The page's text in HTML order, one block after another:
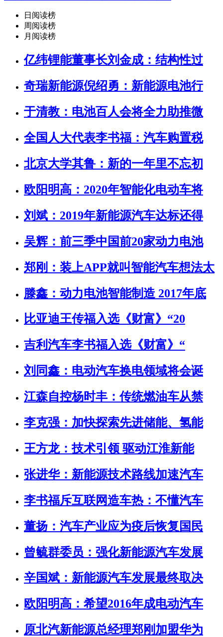
日阅读榜
周阅读榜
月阅读榜
亿纬锂能董事长刘金成：结构性过
奇瑞新能源倪绍勇：新能源电池行
于清教：电池百人会将全力助推微
全国人大代表李书福：汽车购置税
北京大学其鲁：新的一年里不忘初
欧阳明高：2020年智能化电动车将
刘斌：2019年新能源汽车达标还得
吴辉：前三季中国前20家动力电池
郑刚：装上APP就叫智能汽车想法太
滕鑫：动力电池智能制造 2017年底
比亚迪王传福入选《财富》“20
吉利汽车李书福入选《财富》“
刘同鑫：电动汽车换电领域将会诞
江森自控杨时丰：传统燃油车从禁
李克强：加快探索先进储能、氢能
王方龙：技术引领 驱动江淮新能
张进华：新能源技术路线加速汽车
李书福斥互联网造车热：不懂汽车
董扬：汽车产业应为疫后恢复国民
曾毓群委员：强化新能源汽车发展
辛国斌：新能源汽车发展最终取决
欧阳明高：希望2016年成电动汽车
原北汽新能源总经理郑刚加盟华为